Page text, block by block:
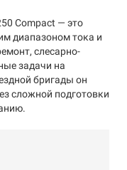
Compact — это
диапазоном тока и
слесарно-
задачи на
бригады он
сложной подготовки